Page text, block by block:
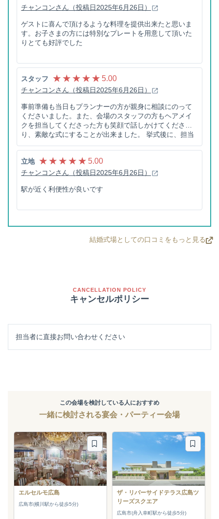
チャンコンさん（投稿日2025年6月26日）
ゲストに喜んで頂けるような料理を提供出来たと思いま
す。お子さまの方には特別なプレートを用意して頂いた
りとても好評でした
スタッフ ★ ★ ★ ★ ★ 5.00
チャンコンさん（投稿日2025年6月26日）
事前準備も当日もプランナーの方が親身に相談にのって
くださいました。また、会場のスタッフの方もヘアメイ
クを担当してくださった方も笑顔で話しかけてくださ
り、素敵な式にすることが出来ました。 挙式後に、担当
プランナーの方から「これで終わりと思ってないから」
と言っていただけたのがとても嬉しく、ずっとKASANE
さんとのご縁を大切にしていきたいなと感じました。
立地 ★ ★ ★ ★ ★ 5.00
チャンコンさん（投稿日2025年6月26日）
駅が近く利便性が良いです
結婚式場としての口コミをもっと見る
CANCELLATION POLICY
キャンセルポリシー
担当者に直接お問い合わせください
この会場を検討している人におすすめ
一緒に検討される宴会・パーティー会場
エルセルモ広島
広島市(横川駅から徒歩5分)
ザ・リバーサイドテラス広島ツ
リーズスクエア
広島市(舟入幸町駅から徒歩5分)